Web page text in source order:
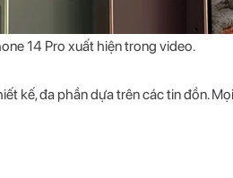
14 Pro xuất hiện trong video.
kế, đa phần dựa trên các tin đồn.